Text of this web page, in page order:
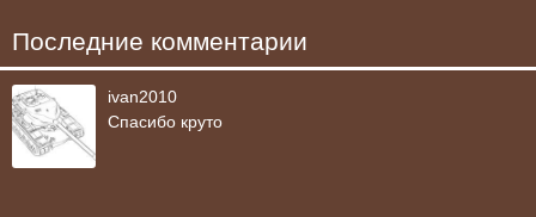
Последние комментарии
ivan2010
Спасибо круто